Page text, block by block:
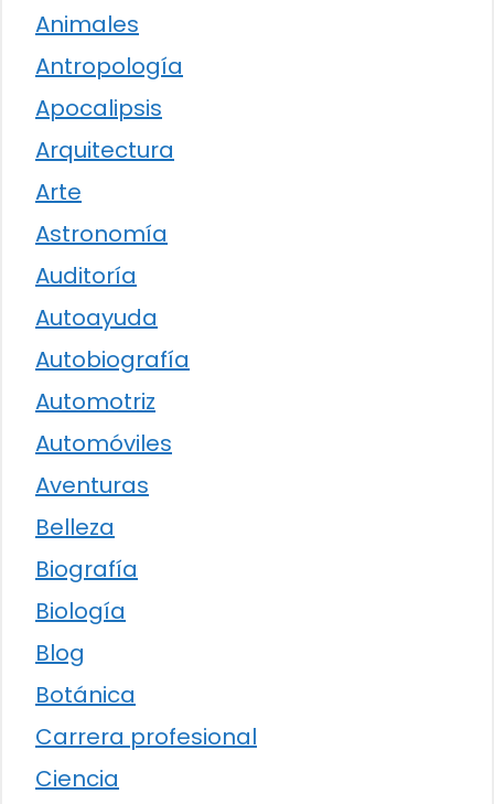
Animales
Antropología
Apocalipsis
Arquitectura
Arte
Astronomía
Auditoría
Autoayuda
Autobiografía
Automotriz
Automóviles
Aventuras
Belleza
Biografía
Biología
Blog
Botánica
Carrera profesional
Ciencia